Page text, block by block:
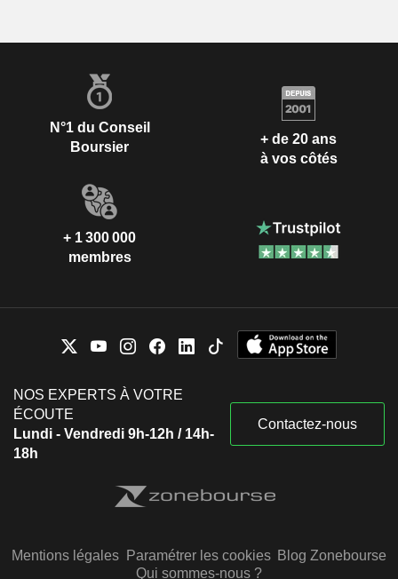
N°1 du Conseil
Boursier
+ de 20 ans
à vos côtés
+ 1 300 000
membres
NOS EXPERTS À VOTRE
ÉCOUTE
Lundi - Vendredi 9h-12h / 14h-
18h
Contactez-nous
Mentions légales Paramétrer les cookies Blog Zonebourse
Qui sommes-nous ?